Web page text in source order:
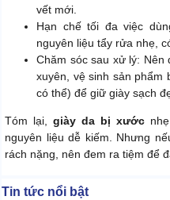
vết mới.
Hạn chế tối đa việc
nguyên liệu tẩy rửa nhẹ,
Chăm sóc sau xử lý:
xuyên, vệ sinh sản phẩm
có thể) để giữ giày sạch
Tóm lại, giày da bị xước
nguyên liệu dễ kiếm. Nhưng
rách nặng, nên đem ra tiệm để
Tin tức nổi bật